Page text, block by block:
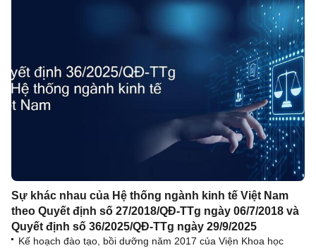
Sự khác nhau của Hệ thống ngành kinh tế Việt Nam
theo Quyết định số 27/2018/QĐ-TTg ngày 06/7/2018 và
Quyết định số 36/2025/QĐ-TTg ngày 29/9/2025
Kế hoạch đào tạo, bồi dưỡng năm 2017 của Viện Khoa học